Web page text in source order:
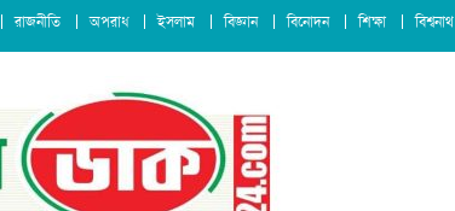
রাজনীতি অপরাধ ইসলাম বিজ্ঞান বিনোদন শিক্ষা বিশ্বনাথ